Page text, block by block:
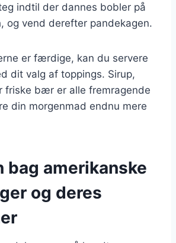
indtil der dannes bobler på
og vend derefter pandekagen.
er færdige, kan du servere
dit valg af toppings. Sirup,
friske bær er alle fremragende
din morgenmad endnu mere
bag amerikanske
og deres